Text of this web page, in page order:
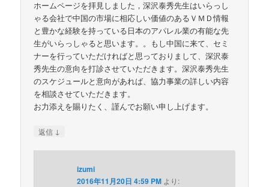
ホームページを拝見しました，深沢泰秀先生はいらっし
ゃる会社で中国の市場に相応しい価値のあるＶＭＤ情報
と豊かな経験を持っている日本のアパレル業の有能な先
生がいらっしゃると思います。。もし中国に来て、セミ
ナーを行っていただければと思っておりまして、深沢泰
秀先生の意向を打診させていただきます。深沢泰秀先生
のスケジュールと意向があれば、協力事業の詳しい内容
を相談させていただきます。
お力添えを賜りたく、謹んでお願い申し上げます。
返信 ↓
izumi
2016年11月20日 4:59 PM より: